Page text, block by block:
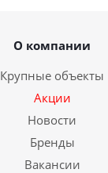
О компании
Крупные объекты
Акции
Новости
Бренды
Вакансии